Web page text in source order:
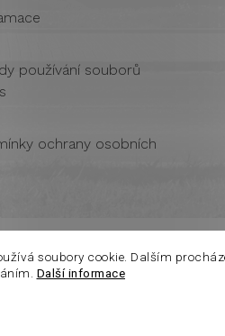
soubory cookie. Dalším
Další informace
používání souborů
ochrany osobních